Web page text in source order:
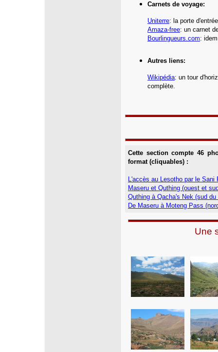
Carnets de voyage:
Uniterre: la porte
Amaza-free: un carnet
Bourlingueurs.com:
Autres liens:
Wikipédia: un tour
complète.
Cette section compte 46
format (cliquables) :
L'accès au Lesotho par le
Maseru et Quthing (ouest et
Quthing à Qacha's Nek (sud du
De Maseru à Moteng Pass
Une